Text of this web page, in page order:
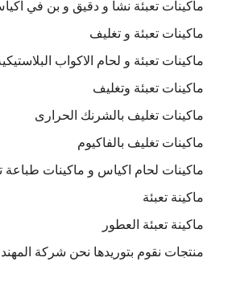
ماكينات تعبئة نشا و دقيق و بن في
ماكينات تعبئة و تغليف
ماكينات تعبئة و لحام الاكواب
ماكينات تعبئة وتغليف
ماكينات تغليف بالشرنك الحرارى
ماكينات تغليف بالفاكيوم
ماكينات لحام اكياس و ماكينات طباعة
ماكينة تعبئة
ماكينة تعبئة العطور
منتجات نقوم بتوريدها نحن شركة